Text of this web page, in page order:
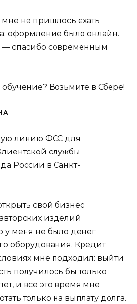
мне не пришлось ехать
оформление было онлайн.
— спасибо современным
Возьмите в Сбере!
свой бизнес
изделий
у меня не было денег
оборудования. Кредит
мне подходил: выйти
получилось бы только
и все это время мне
только на выплату долга.